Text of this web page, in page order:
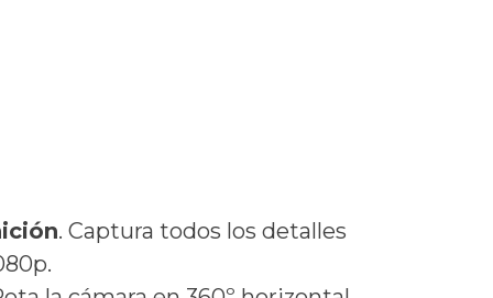
. Captura todos los detalles